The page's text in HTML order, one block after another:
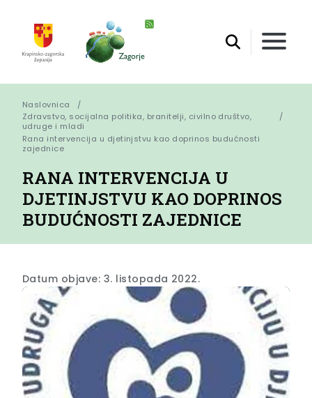
Naslovnica
Zdravstvo, socijalna politika, branitelji, civilno društvo,
udruge i mladi
Rana intervencija u djetinjstvu kao doprinos budućnosti
zajednice
RANA INTERVENCIJA U
DJETINJSTVU KAO DOPRINOS
BUDUĆNOSTI ZAJEDNICE
Datum objave: 3. listopada 2022.